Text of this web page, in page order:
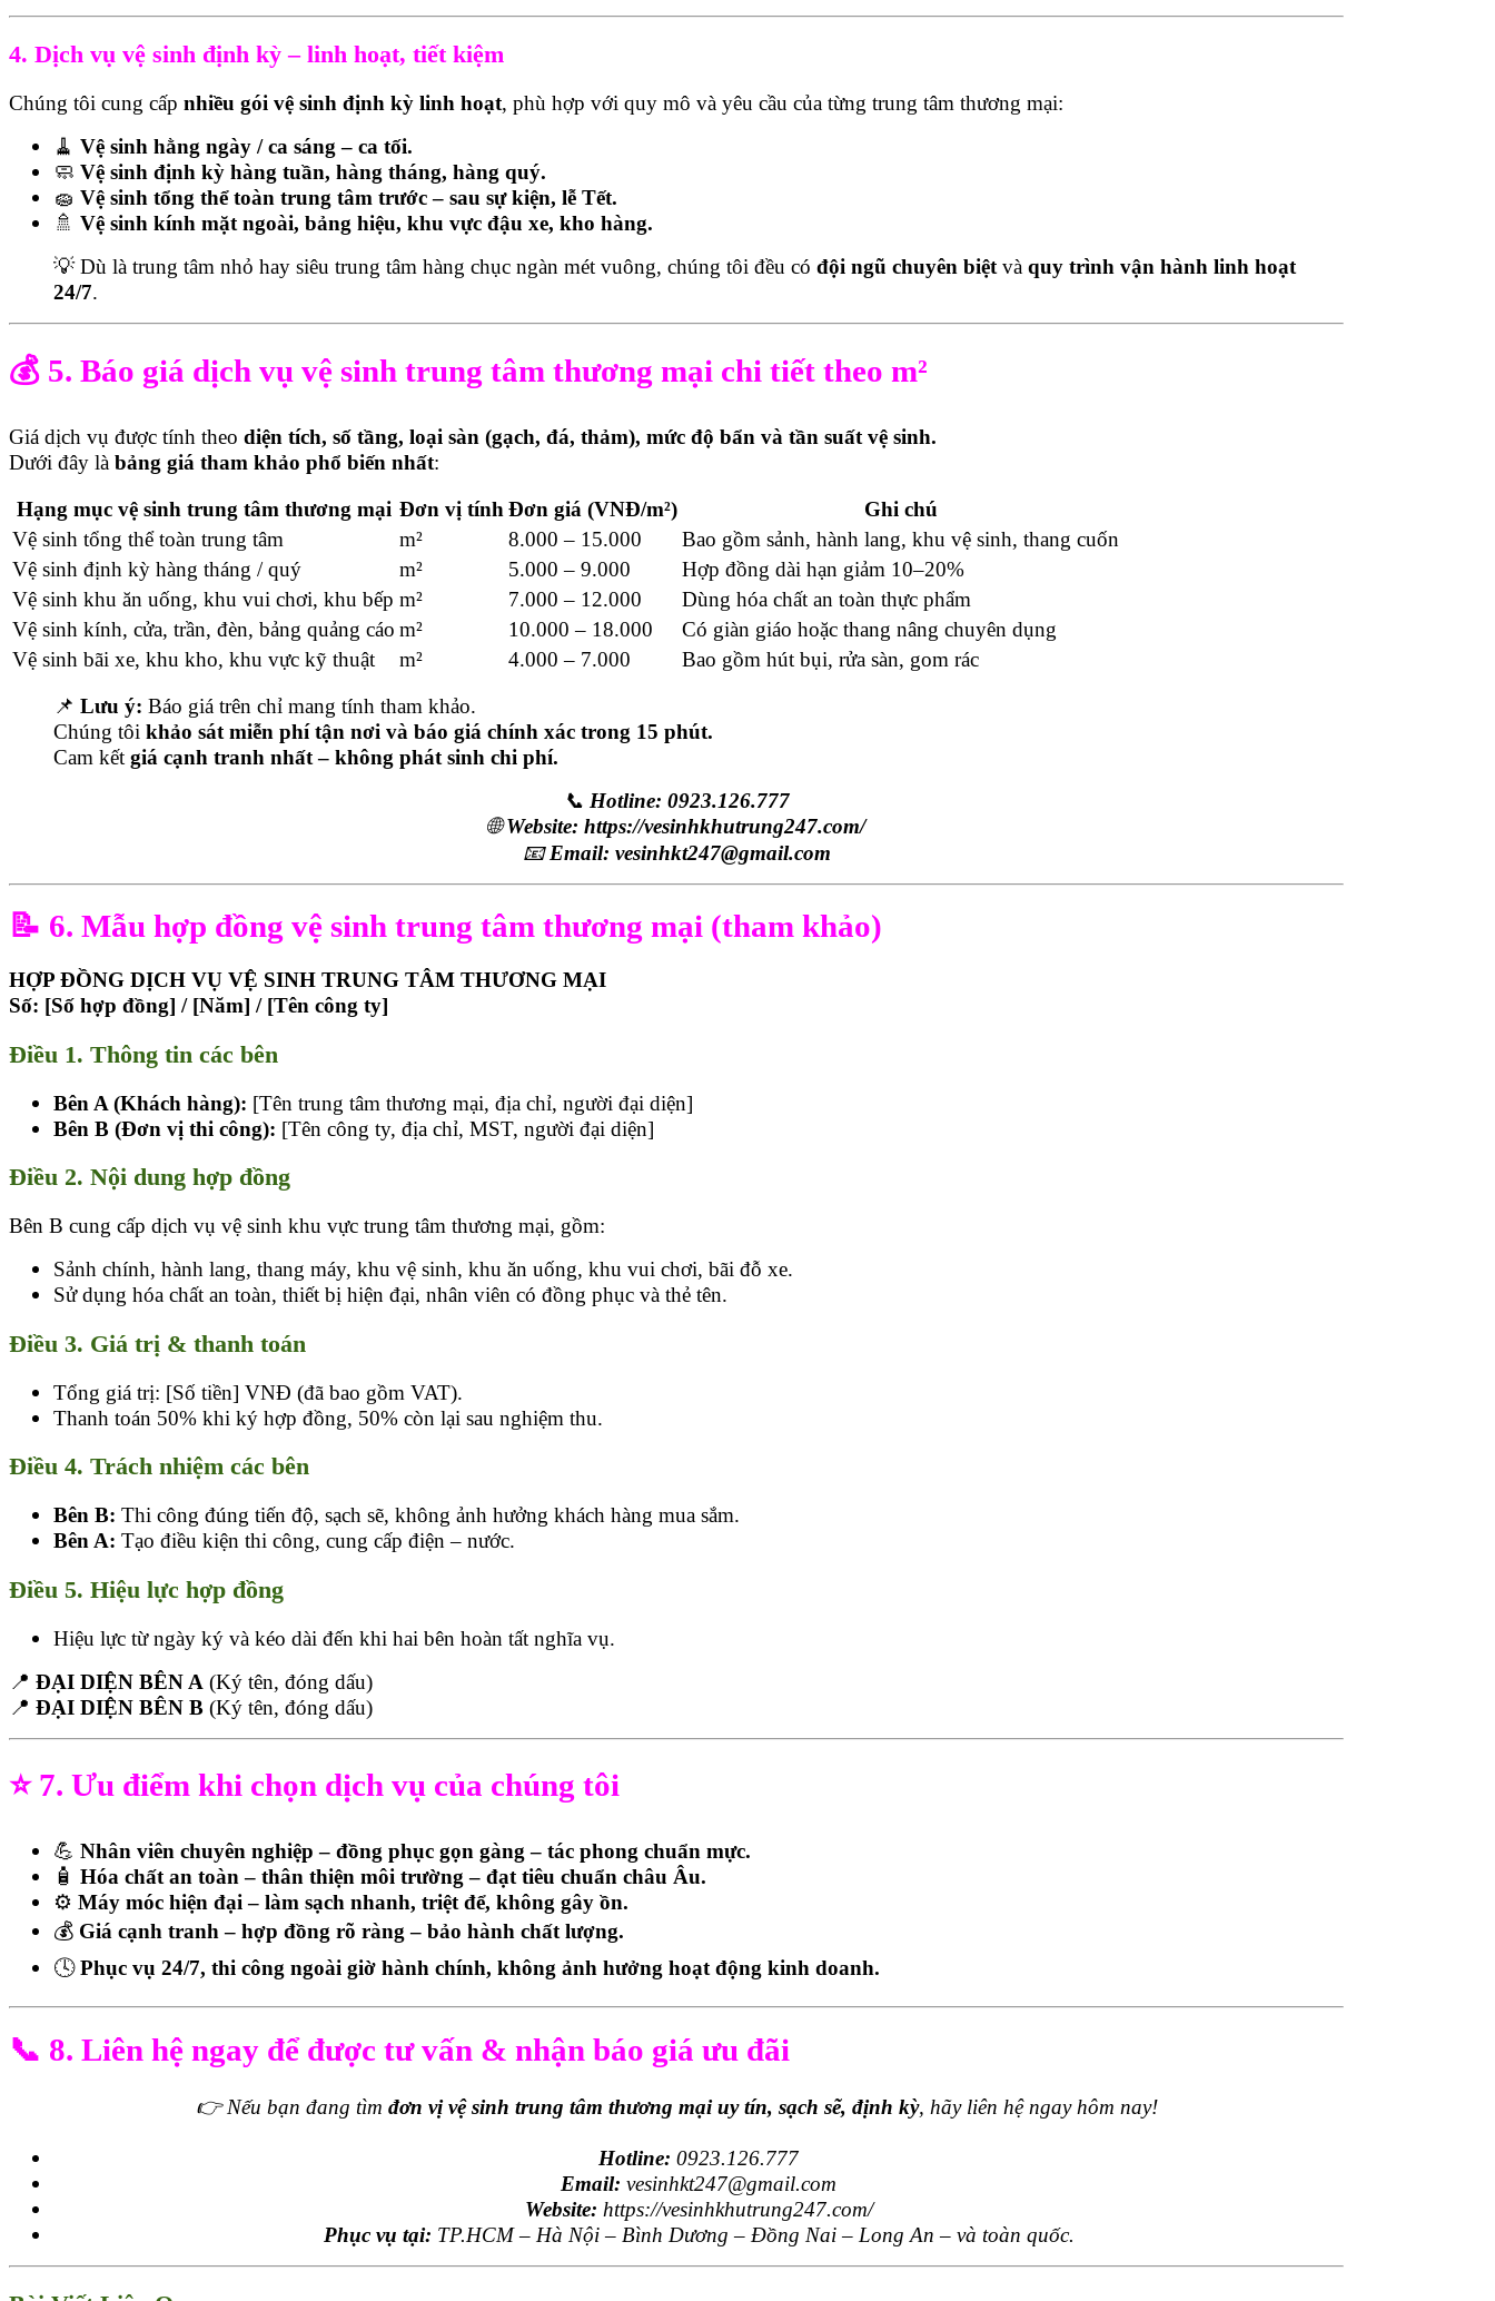
4. Dịch vụ vệ sinh định kỳ – linh hoạt, tiết kiệm
Chúng tôi cung cấp nhiều gói vệ sinh định kỳ linh hoạt, phù hợp với quy mô và yêu cầu của từng trung tâm thương mại:
🧹 Vệ sinh hằng ngày / ca sáng – ca tối.
🧼 Vệ sinh định kỳ hàng tuần, hàng tháng, hàng quý.
🧽 Vệ sinh tổng thể toàn trung tâm trước – sau sự kiện, lễ Tết.
🚿 Vệ sinh kính mặt ngoài, bảng hiệu, khu vực đậu xe, kho hàng.
💡 Dù là trung tâm nhỏ hay siêu trung tâm hàng chục ngàn mét vuông, chúng tôi đều có đội ngũ chuyên biệt và quy trình vận hành linh hoạt
24/7.
💰 5. Báo giá dịch vụ vệ sinh trung tâm thương mại chi tiết theo m²
Giá dịch vụ được tính theo diện tích, số tầng, loại sàn (gạch, đá, thảm), mức độ bẩn và tần suất vệ sinh.
Dưới đây là bảng giá tham khảo phổ biến nhất:
Hạng mục vệ sinh trung tâm thương mại Đơn vị tính Đơn giá (VNĐ/m²)
Ghi chú
Vệ sinh tổng thể toàn trung tâm
m² 8.000 – 15.000
Bao gồm sảnh, hành lang, khu vệ sinh, thang cuốn
Vệ sinh định kỳ hàng tháng / quý
m² 5.000 – 9.000
Hợp đồng dài hạn giảm 10–20%
Vệ sinh khu ăn uống, khu vui chơi, khu bếp m² 7.000 – 12.000
Dùng hóa chất an toàn thực phẩm
Vệ sinh kính, cửa, trần, đèn, bảng quảng cáo m² 10.000 – 18.000
Có giàn giáo hoặc thang nâng chuyên dụng
Vệ sinh bãi xe, khu kho, khu vực kỹ thuật
m² 4.000 – 7.000
Bao gồm hút bụi, rửa sàn, gom rác
📌 Lưu ý: Báo giá trên chỉ mang tính tham khảo.
Chúng tôi khảo sát miễn phí tận nơi và báo giá chính xác trong 15 phút.
Cam kết giá cạnh tranh nhất – không phát sinh chi phí.
📞 Hotline: 0923.126.777
🌐Website: https://vesinhkhutrung247.com/
📧Email: vesinhkt247@gmail.com
📝 6. Mẫu hợp đồng vệ sinh trung tâm thương mại (tham khảo)
HỢP ĐỒNG DỊCH VỤ VỆ SINH TRUNG TÂM THƯƠNG MẠI
Số: [Số hợp đồng] / [Năm] / [Tên công ty]
Điều 1. Thông tin các bên
Bên A (Khách hàng): [Tên trung tâm thương mại, địa chỉ, người đại diện]
Bên B (Đơn vị thi công): [Tên công ty, địa chỉ, MST, người đại diện]
Điều 2. Nội dung hợp đồng
Bên B cung cấp dịch vụ vệ sinh khu vực trung tâm thương mại, gồm:
Sảnh chính, hành lang, thang máy, khu vệ sinh, khu ăn uống, khu vui chơi, bãi đỗ xe.
Sử dụng hóa chất an toàn, thiết bị hiện đại, nhân viên có đồng phục và thẻ tên.
Điều 3. Giá trị & thanh toán
Tổng giá trị: [Số tiền] VNĐ (đã bao gồm VAT).
Thanh toán 50% khi ký hợp đồng, 50% còn lại sau nghiệm thu.
Điều 4. Trách nhiệm các bên
Bên B: Thi công đúng tiến độ, sạch sẽ, không ảnh hưởng khách hàng mua sắm.
Bên A: Tạo điều kiện thi công, cung cấp điện – nước.
Điều 5. Hiệu lực hợp đồng
Hiệu lực từ ngày ký và kéo dài đến khi hai bên hoàn tất nghĩa vụ.
📍 ĐẠI DIỆN BÊN A (Ký tên, đóng dấu)
📍 ĐẠI DIỆN BÊN B (Ký tên, đóng dấu)
⭐ 7. Ưu điểm khi chọn dịch vụ của chúng tôi
💪 Nhân viên chuyên nghiệp – đồng phục gọn gàng – tác phong chuẩn mực.
🧴 Hóa chất an toàn – thân thiện môi trường – đạt tiêu chuẩn châu Âu.
⚙️ Máy móc hiện đại – làm sạch nhanh, triệt để, không gây ồn.
💰 Giá cạnh tranh – hợp đồng rõ ràng – bảo hành chất lượng.
🕓Phục vụ 24/7, thi công ngoài giờ hành chính, không ảnh hưởng hoạt động kinh doanh.
📞 8. Liên hệ ngay để được tư vấn & nhận báo giá ưu đãi
👉 Nếu bạn đang tìm đơn vị vệ sinh trung tâm thương mại uy tín, sạch sẽ, định kỳ, hãy liên hệ ngay hôm nay!
Hotline: 0923.126.777
Email: vesinhkt247@gmail.com
Website: https://vesinhkhutrung247.com/
Phục vụ tại: TP.HCM – Hà Nội – Bình Dương – Đồng Nai – Long An – và toàn quốc.